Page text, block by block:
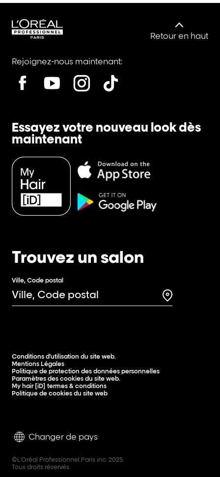
Retour en haut
Rejoignez-nous maintenant:
Essayez votre nouveau look dès
maintenant
Trouvez un salon
Ville, Code postal
Search for a
Changer de pays
©L'Oréal Professionnel Paris inc. 2025.
Tous droits réservés.
Conditions d'utilisation du site web.
Mentions Légales
Politique de protection des données personnelles
Paramètres des cookies du site web.
My hair [iD] termes & conditions
Politique de cookies du site web